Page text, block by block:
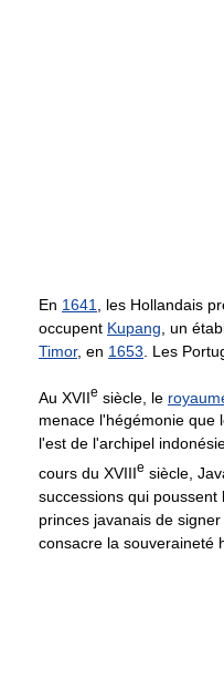
En 1641
, les Hollandais
occupent Kupang , un
Timor, en 1653 . Les
Au XVIIe siècle, le
menace l'hégémonie que
l'est de l'archipel
cours du XVIIIe siècle,
successions qui poussent
princes javanais de signer
consacre la souveraineté